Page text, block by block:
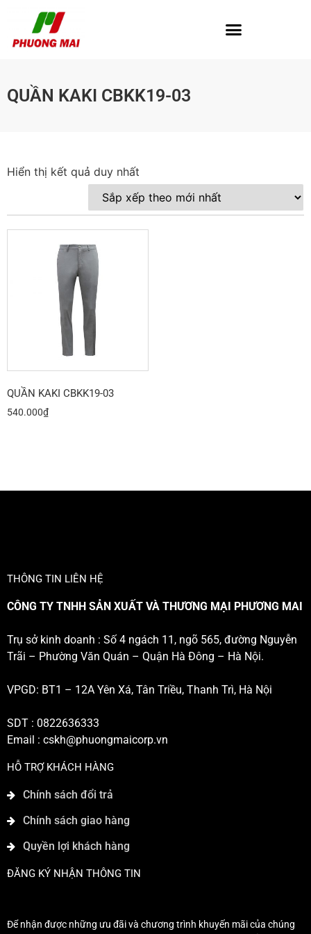
QUẦN KAKI CBKK19-03
Hiển thị kết quả duy nhất
QUẦN KAKI CBKK19-03
540.000₫
THÔNG TIN LIÊN HỆ
CÔNG TY TNHH SẢN XUẤT VÀ THƯƠNG MẠI PHƯƠNG MAI
Trụ sở kinh doanh : Số 4 ngách 11, ngõ 565, đường Nguyễn
Trãi – Phường Văn Quán – Quận Hà Đông – Hà Nội.
VPGD: BT1 – 12A Yên Xá, Tân Triều, Thanh Trì, Hà Nội
SDT : 0822636333
Email : cskh@phuongmaicorp.vn
HỖ TRỢ KHÁCH HÀNG
Chính sách đổi trả
Chính sách giao hàng
Quyền lợi khách hàng
ĐĂNG KÝ NHẬN THÔNG TIN
Để nhận được những ưu đãi và chương trình khuyến mãi của chúng